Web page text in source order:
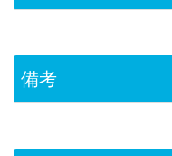
備考